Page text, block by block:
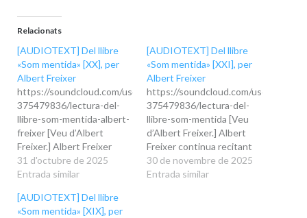
Relacionats
[AUDIOTEXT] Del llibre
«Som mentida» [XX], per
Albert Freixer
https://soundcloud.com/user-
375479836/lectura-del-
llibre-som-mentida-albert-
freixer [Veu d’Albert
Freixer.] Albert Freixer
continua recitant
fragments del llibre Som
31 d'octubre de 2025
Entrada similar
[AUDIOTEXT] Del llibre
«Som mentida» [XXI], per
Albert Freixer
https://soundcloud.com/user-
375479836/lectura-del-
llibre-som-mentida [Veu
d’Albert Freixer.] Albert
Freixer continua recitant
fragments del llibre Som
mentida de Nan Orriols.
30 de novembre de 2025
Entrada similar
[AUDIOTEXT] Del llibre
«Som mentida» [XIX], per